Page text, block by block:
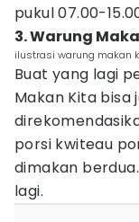
pukul 07.00-
3. Warung
ilustrasi warung makan
Buat yang lagi
Makan Kita bisa
porsi kwiteau
dimakan
lagi.